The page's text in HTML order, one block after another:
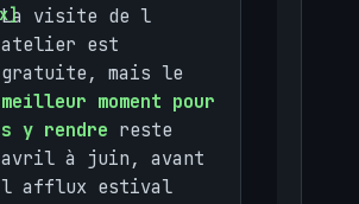
La visite de l
atelier est
gratuite, mais le
meilleur moment pour
s y rendre reste
avril à juin, avant
l afflux estival